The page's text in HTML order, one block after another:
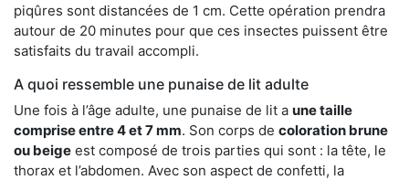
piqûres sont distancées de 1 cm. Cette opération prendra
autour de 20 minutes pour que ces insectes puissent être
satisfaits du travail accompli.
A quoi ressemble une punaise de lit adulte
Une fois à l’âge adulte, une punaise de lit a une taille
comprise entre 4 et 7 mm. Son corps de coloration brune
ou beige est composé de trois parties qui sont : la tête, le
thorax et l’abdomen. Avec son aspect de confetti, la